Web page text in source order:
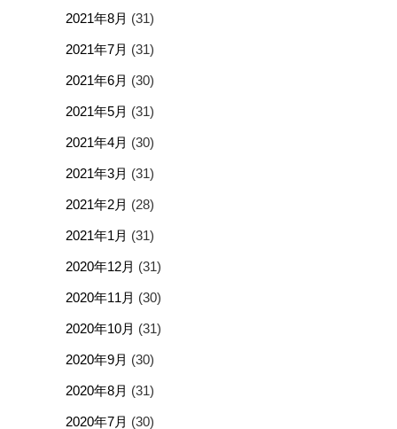
2021年8月 (31)
2021年7月 (31)
2021年6月 (30)
2021年5月 (31)
2021年4月 (30)
2021年3月 (31)
2021年2月 (28)
2021年1月 (31)
2020年12月 (31)
2020年11月 (30)
2020年10月 (31)
2020年9月 (30)
2020年8月 (31)
2020年7月 (30)